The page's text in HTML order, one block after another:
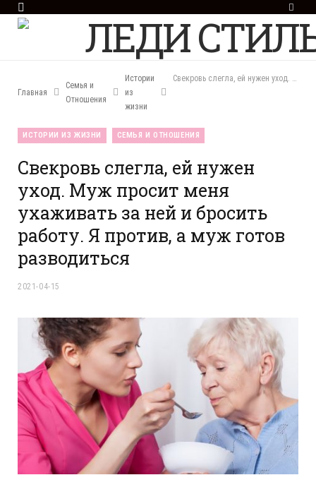
e
Главная
Семья и
Отношения
Истории
из
жизни
Свекровь слегла, ей нужен уход. Муж просит меня ухаживать за ней и бросить работу. Я против, а муж готов разводиться
ИСТОРИИ ИЗ ЖИЗНИ СЕМЬЯ И ОТНОШЕНИЯ
Свекровь слегла, ей нужен
уход. Муж просит меня
ухаживать за ней и бросить
работу. Я против, а муж готов
разводиться
2021-04-15